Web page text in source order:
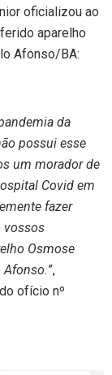
oficializou ao
aparelho
Afonso/BA:
da
possui esse
um morador de
Covid em
fazer
vossos
Osmose
Afonso.”,
ofício nº